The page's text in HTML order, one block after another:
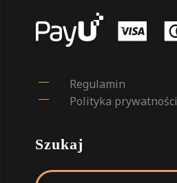
Regulamin
Polityka prywatności
Szukaj